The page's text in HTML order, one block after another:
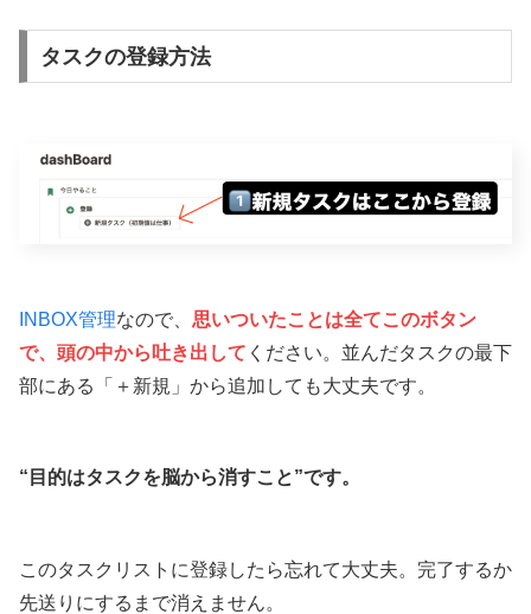
タスクの登録方法
INBOX管理なので、 思いついたことは全てこのボタン
で、頭の中から吐き出して ください。並んだタスクの最下
部にある「＋新規」から追加しても大丈夫です。
“目的はタスクを脳から消すこと”です。
このタスクリストに登録したら忘れて大丈夫。完了するか
先送りにするまで消えません。